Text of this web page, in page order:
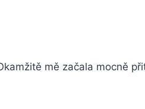
mě začala mocně